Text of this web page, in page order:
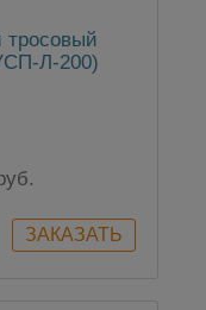
тросовый
Л-200)